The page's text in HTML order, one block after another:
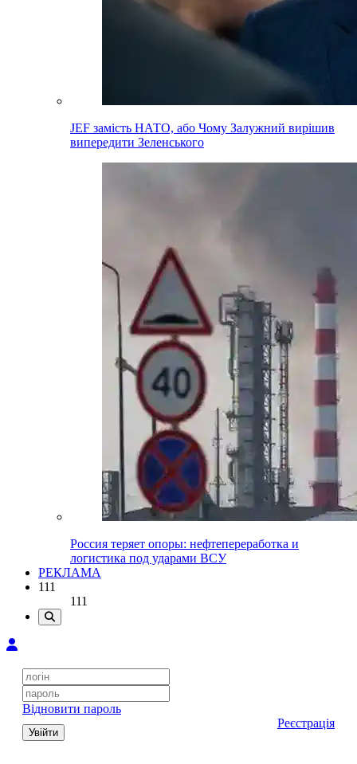
JEF замість НАТО, або Чому Залужний вирішив
випередити Зеленського
Россия теряет опоры: нефтепереработка и
логистика под ударами ВСУ
РЕКЛАМА
111
111
Відновити пароль
Увійти
Реєстрація